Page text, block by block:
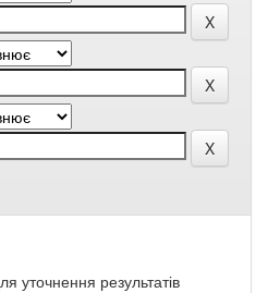
уточнення результатів